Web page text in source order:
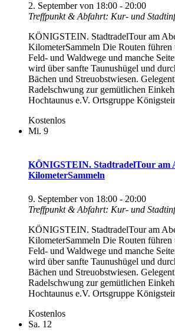
2. September von 18:00 - 20:00
Treffpunkt & Abfahrt: Kur- und
KÖNIGSTEIN. StadtradelTour am
KilometerSammeln Die Routen führen
Feld- und Waldwege und manche
wird über sanfte Taunushügel und
Bächen und Streuobstwiesen.
Radelschwung zur gemütlichen
Hochtaunus e.V. Ortsgruppe
Kostenlos
Mi. 9
KÖNIGSTEIN. StadtradelTour am
KilometerSammeln
9. September von 18:00 - 20:00
Treffpunkt & Abfahrt: Kur- und
KÖNIGSTEIN. StadtradelTour am
KilometerSammeln Die Routen führen
Feld- und Waldwege und manche
wird über sanfte Taunushügel und
Bächen und Streuobstwiesen.
Radelschwung zur gemütlichen
Hochtaunus e.V. Ortsgruppe
Kostenlos
Sa. 12